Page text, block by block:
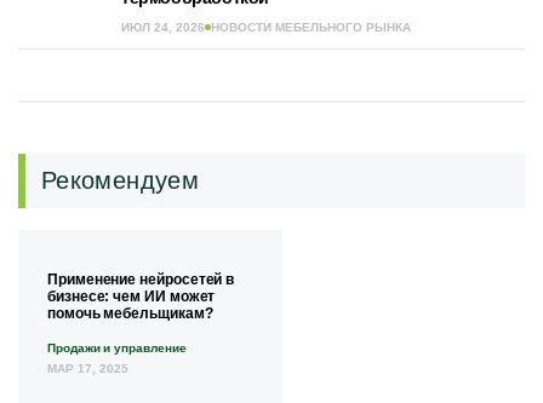
ИЮЛ 24, 2026 НОВОСТИ МЕБЕЛЬНОГО РЫНКА
Рекомендуем
Применение нейросетей в
бизнесе: чем ИИ может
помочь мебельщикам?
Продажи и управление
МАР 17, 2025